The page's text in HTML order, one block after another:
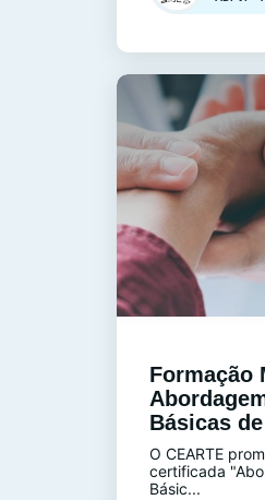
Formação
Básicas
O CEARTE
certificada
Básic...